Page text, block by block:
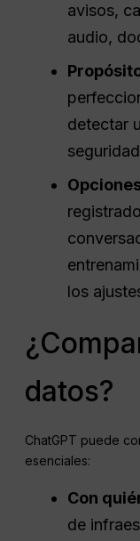
avisos,
audio,
detectar
los
datos?
ChatGPT puede
esenciales:
Con
de